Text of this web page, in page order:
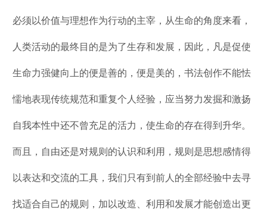
必须以价值与理想作为行动的主宰，从生命的角度来看，
人类活动的最终目的是为了生存和发展，因此，凡是促使
生命力强健向上的便是善的，便是美的，书法创作不能怯
懦地表现传统规范和重复个人经验，应当努力发掘和激扬
自我本性中还不曾充足的活力，使生命的存在得到升华。
而且，自由还是对规则的认识和利用，规则是思想感情得
以表达和交流的工具，我们只有到前人的全部经验中去寻
找适合自己的规则，加以改造、利用和发展才能创造出更